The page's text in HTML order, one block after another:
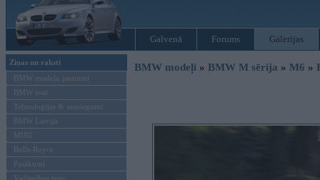
Galvenā Forums Galerijas
Ziņas un raksti
BMW modeļu jaunumi
BMW testi
Tehnoloģijas & sasniegumi
BMW Latvijā
MINI
Rolls-Royce
Pasākumi
Vadāmības tests
BMW modeļi » BMW M sērija » M6 »